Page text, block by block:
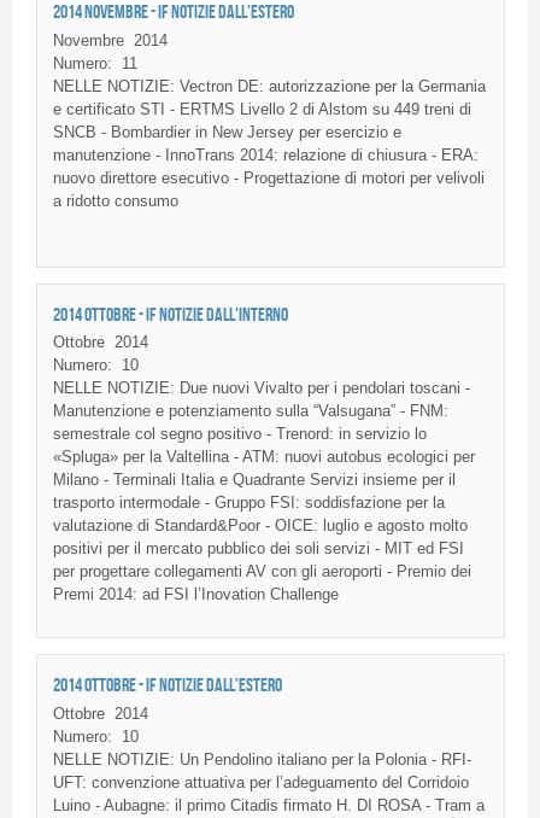
2014 NOVEMBRE - IF NOTIZIE DALL'ESTERO
Novembre
2014
Numero:
11
NELLE NOTIZIE: Vectron DE: autorizzazione per la Germania
e certificato STI - ERTMS Livello 2 di Alstom su 449 treni di
SNCB - Bombardier in New Jersey per esercizio e
manutenzione - InnoTrans 2014: relazione di chiusura - ERA:
nuovo direttore esecutivo - Progettazione di motori per velivoli
a ridotto consumo
2014 OTTOBRE - IF NOTIZIE DALL'INTERNO
Ottobre 2014
Numero:
10
NELLE NOTIZIE: Due nuovi Vivalto per i pendolari toscani -
Manutenzione e potenziamento sulla “Valsugana” - FNM:
semestrale col segno positivo - Trenord: in servizio lo
«Spluga» per la Valtellina - ATM: nuovi autobus ecologici per
Milano - Terminali Italia e Quadrante Servizi insieme per il
trasporto intermodale - Gruppo FSI: soddisfazione per la
valutazione di Standard&Poor - OICE: luglio e agosto molto
positivi per il mercato pubblico dei soli servizi - MIT ed FSI
per progettare collegamenti AV con gli aeroporti - Premio dei
Premi 2014: ad FSI l’Inovation Challenge
2014 OTTOBRE - IF NOTIZIE DALL'ESTERO
Ottobre 2014
Numero:
10
NELLE NOTIZIE: Un Pendolino italiano per la Polonia - RFI-
UFT: convenzione attuativa per l’adeguamento del Corridoio
Luino - Aubagne: il primo Citadis firmato H. DI ROSA - Tram a